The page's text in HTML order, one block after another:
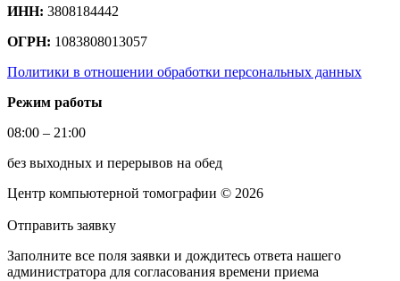
ИНН: 3808184442
ОГРН: 1083808013057
Политики в отношении обработки персональных данных
Режим работы
08:00 – 21:00
без выходных и перерывов на обед
Центр компьютерной томографии © 2026
Отправить заявку
Заполните все поля заявки и дождитесь ответа нашего
администратора для согласования времени приема